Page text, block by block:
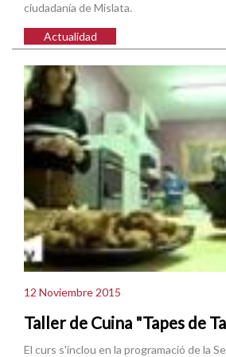
ciudadanía de Mislata.
Actualidad
12 Noviembre 2015
Taller de Cuina "Tapes de
El curs s'inclou en la programació de la